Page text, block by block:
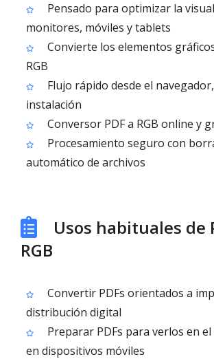
Pensado para optimizar la
monitores, móviles y tablets
Convierte los elementos
RGB
Flujo rápido desde el
instalación
Conversor PDF a RGB online y
Procesamiento seguro con
automático de archivos
Usos habituales de
RGB
Convertir PDFs orientados a
distribución digital
Preparar PDFs para verlos en
en dispositivos móviles